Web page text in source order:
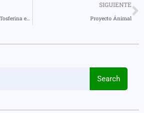
Confirman Cinco Casos de Tosferina en Pastaza y Morona Santiago
SIGUIENTE
Proyecto Ánimal
Search